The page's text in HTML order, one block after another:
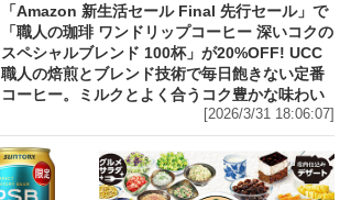
「Amazon 新生活セール Final 先行セール」で
「職人の珈琲 ワンドリップコーヒー 深いコクの
スペシャルブレンド 100杯」が20%OFF! UCC
職人の焙煎とブレンド技術で毎日飽きない定番
コーヒー。ミルクとよく合うコク豊かな味わい
[2026/3/31 18:06:07]